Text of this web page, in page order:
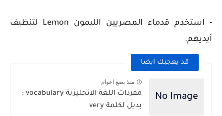
- استخدم قدماء المصريين الليمون Lemon لتنظيف
أيديهم.
قد يعجبك ايضا
منذ بضع اعوام
مفردات اللغة الانجليزية vocabulary :
بديل لكلمة very